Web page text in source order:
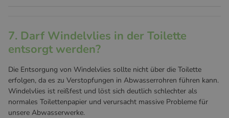
7. Darf Windelvlies in der Toilette
entsorgt werden?
Die Entsorgung von Windelvlies sollte nicht über die Toilette
erfolgen, da es zu Verstopfungen in Abwasserrohren führen kann.
Windelvlies ist reißfest und löst sich deutlich schlechter als
normales Toilettenpapier und verursacht massive Probleme für
unsere Abwasserwerke.